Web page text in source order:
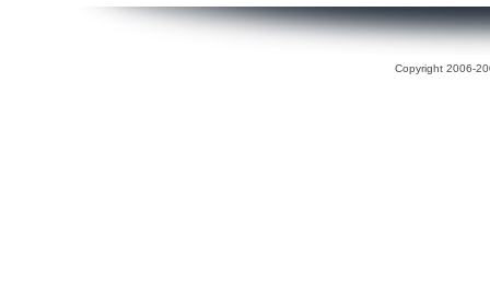
Copyright 2006-